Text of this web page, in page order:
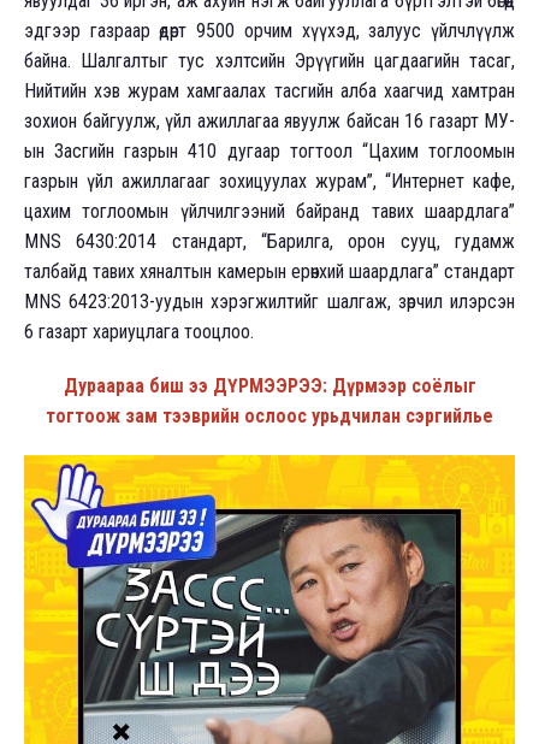
эдгээр газраар өдөрт 9500 орчим хүүхэд, залуус үйлчлүүлж
байна. Шалгалтыг тус хэлтсийн Эрүүгийн цагдаагийн тасаг,
Нийтийн хэв журам хамгаалах тасгийн алба хаагчид хамтран
зохион байгуулж, үйл ажиллагаа явуулж байсан 16 газарт МУ-
ын Засгийн газрын 410 дугаар тогтоол “Цахим тоглоомын
газрын үйл ажиллагааг зохицуулах журам”, “Интернет кафе,
цахим тоглоомын үйлчилгээний байранд тавих шаардлага”
MNS 6430:2014 стандарт, “Барилга, орон сууц, гудамж
талбайд тавих хяналтын камерын ерөнхий шаардлага” стандарт
MNS 6423:2013-уудын хэрэгжилтийг шалгаж, зөрчил илэрсэн
6 газарт хариуцлага тооцлоо.
Дураараа биш ээ ДҮРМЭЭРЭЭ: Дүрмээр соёлыг
тогтоож зам тээврийн ослоос урьдчилан сэргийлье